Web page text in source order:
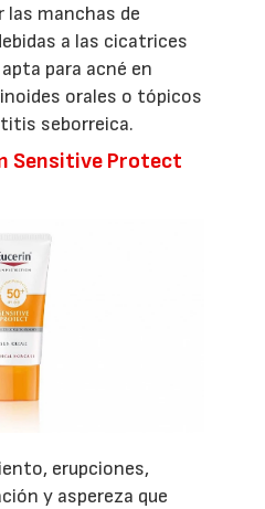
las manchas de
a las cicatrices
para acné en
orales o tópicos
seborreica.
Sensitive Protect
erupciones,
y aspereza que